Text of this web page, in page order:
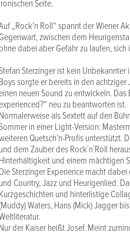
ironischen Seite.
„Rock'n Roll“ spannt der Wiener
Gegenwart, zwischen dem
dabei aber Gefahr zu laufen,
Sterzinger ist kein
Boys sorgte er bereits in den
neuen Sound zu entwickeln. Das
neu zu beantworten ist.
Normalerweise als Sextett auf den
in einer Light-Version:
Quetsch’n-Profis
und dem Zauber des Rock´n´Roll
Hinterhältigkeit und einem mächtigen
Die Sterzinger Experience macht
und Country, Jazz und Heurigenlied.
Kurzgeschichten und hinterlistige
Waters, Hans (Mick) Jagger
Nur der Kaiser heißt Josef. Meint